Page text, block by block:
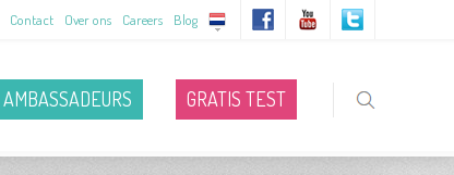
Contact Over ons Careers Blog
AMBASSADEURS GRATIS TEST